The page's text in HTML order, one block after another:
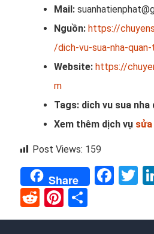
Mail:
Nguồn: https://
/dich-vu-sua-nha-
Website: https://
m
Tags: dich vu sua nha
Xem thêm dịch vụ sửa
Post Views: 159
Share
RedditPinterest